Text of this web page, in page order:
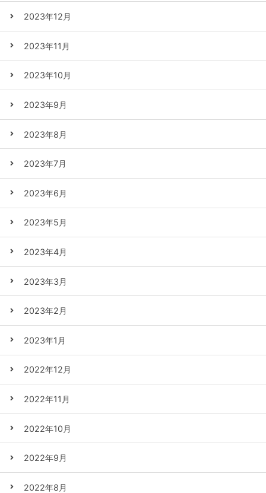
2023年12月
2023年11月
2023年10月
2023年9月
2023年8月
2023年7月
2023年6月
2023年5月
2023年4月
2023年3月
2023年2月
2023年1月
2022年12月
2022年11月
2022年10月
2022年9月
2022年8月